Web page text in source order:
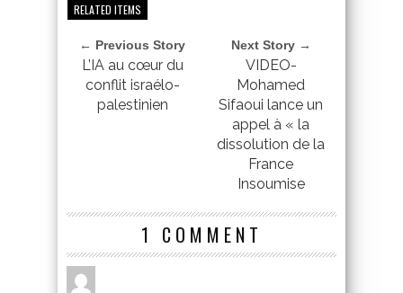
RELATED ITEMS
← Previous Story
L’IA au cœur du
conflit israélo-
palestinien
Next Story →
VIDEO-
Mohamed
Sifaoui lance un
appel à « la
dissolution de la
France
Insoumise
1 COMMENT